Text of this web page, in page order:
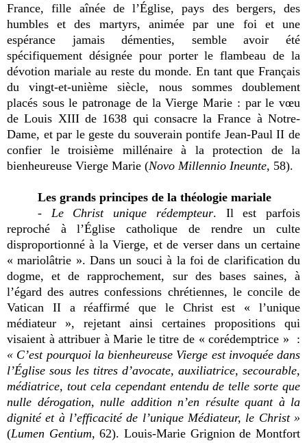
France, fille aînée de l’Église, pays des bergers, des
humbles et des martyrs, animée par une foi et une
espérance jamais démenties, semble avoir été
spécifiquement désignée pour porter le flambeau de la
dévotion mariale au reste du monde. En tant que Français
du vingt-et-unième siècle, nous sommes doublement
placés sous le patronage de la Vierge Marie : par le vœu
de Louis XIII de 1638 qui consacre la France à Notre-
Dame, et par le geste du souverain pontife Jean-Paul II de
confier le troisième millénaire à la protection de la
bienheureuse Vierge Marie (Novo Millennio Ineunte, 58).
Les grands principes de la théologie mariale
- Le Christ unique rédempteur. Il est parfois
reproché à l’Église catholique de rendre un culte
disproportionné à la Vierge, et de verser dans un certaine
« mariolâtrie ». Dans un souci à la foi de clarification du
dogme, et de rapprochement, sur des bases saines, à
l’égard des autres confessions chrétiennes, le concile de
Vatican II a réaffirmé que le Christ est « l’unique
médiateur », rejetant ainsi certaines propositions qui
visaient à attribuer à Marie le titre de « corédemptrice » :
« C’est pourquoi la bienheureuse Vierge est invoquée dans
l’Église sous les titres d’avocate, auxiliatrice, secourable,
médiatrice, tout cela cependant entendu de telle sorte que
nulle dérogation, nulle addition n’en résulte quant à la
dignité et à l’efficacité de l’unique Médiateur, le Christ »
(Lumen Gentium, 62). Louis-Marie Grignion de Montfort